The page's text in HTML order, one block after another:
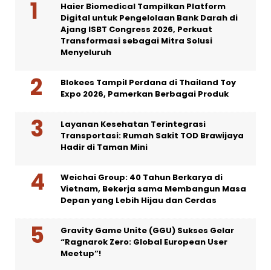
Haier Biomedical Tampilkan Platform
Digital untuk Pengelolaan Bank Darah di
Ajang ISBT Congress 2026, Perkuat
Transformasi sebagai Mitra Solusi
Menyeluruh
Blokees Tampil Perdana di Thailand Toy
Expo 2026, Pamerkan Berbagai Produk
Layanan Kesehatan Terintegrasi
Transportasi: Rumah Sakit TOD Brawijaya
Hadir di Taman Mini
Weichai Group: 40 Tahun Berkarya di
Vietnam, Bekerja sama Membangun Masa
Depan yang Lebih Hijau dan Cerdas
Gravity Game Unite (GGU) Sukses Gelar
“Ragnarok Zero: Global European User
Meetup”!